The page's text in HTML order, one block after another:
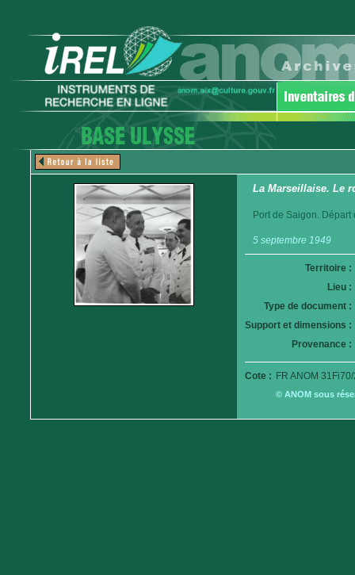
La Marseillaise. Le
Port de Saigon.
5 septembre 1949
Territoire :
Lieu :
Type de document :
Support et dimensions :
Provenance :
Cote : FR ANOM
© ANOM sous